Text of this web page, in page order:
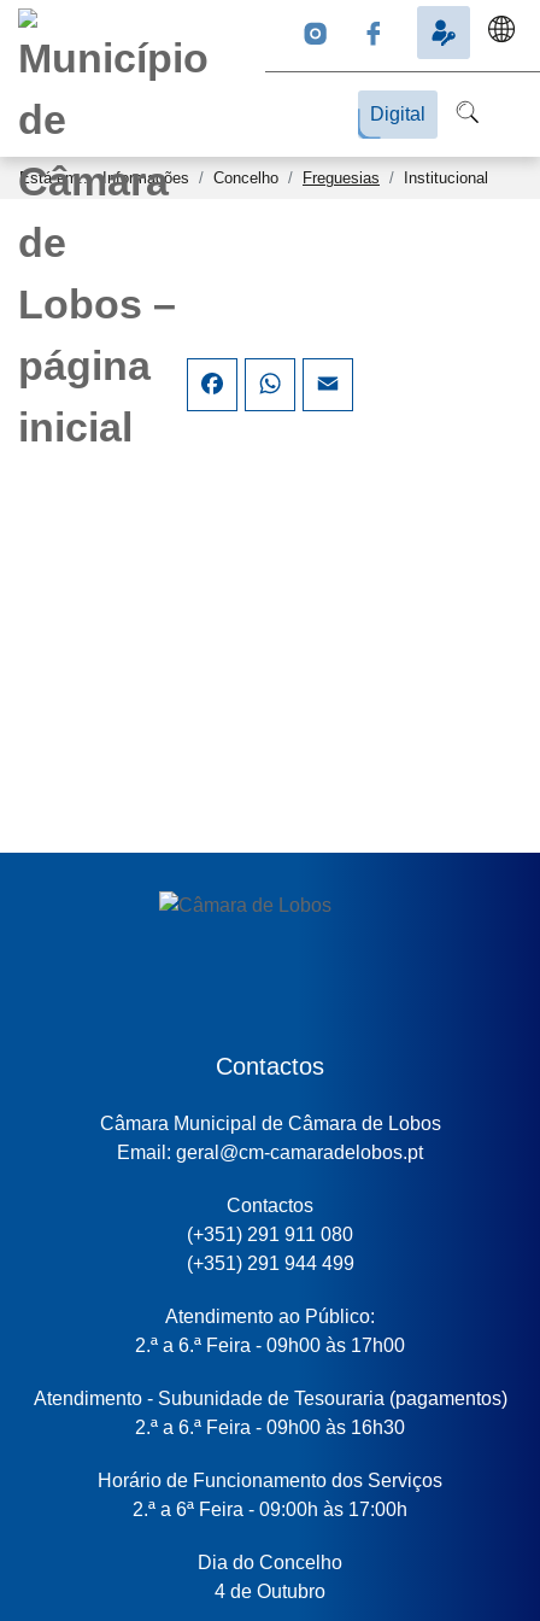
Digital
Está em...Informações Concelho Freguesias Institucional
FacebookWhatsApp
Contactos
Câmara Municipal de Câmara de Lobos
Email: geral@cm-camaradelobos.pt
Contactos
(+351) 291 911 080
(+351) 291 944 499
Atendimento ao Público:
2.ª a 6.ª Feira - 09h00 às 17h00
Atendimento - Subunidade de Tesouraria (pagamentos)
2.ª a 6.ª Feira - 09h00 às 16h30
Horário de Funcionamento dos Serviços
2.ª a 6ª Feira - 09:00h às 17:00h
Dia do Concelho
4 de Outubro